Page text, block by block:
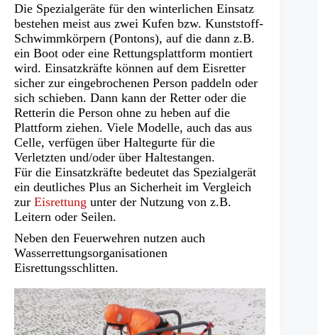
Die Spezialgeräte für den winterlichen Einsatz
bestehen meist aus zwei Kufen bzw. Kunststoff-
Schwimmkörpern (Pontons), auf die dann z.B.
ein Boot oder eine Rettungsplattform montiert
wird. Einsatzkräfte können auf dem Eisretter
sicher zur eingebrochenen Person paddeln oder
sich schieben. Dann kann der Retter oder die
Retterin die Person ohne zu heben auf die
Plattform ziehen. Viele Modelle, auch das aus
Celle, verfügen über Haltegurte für die
Verletzten und/oder über Haltestangen.
Für die Einsatzkräfte bedeutet das Spezialgerät
ein deutliches Plus an Sicherheit im Vergleich
zur Eisrettung unter der Nutzung von z.B.
Leitern oder Seilen.
Neben den Feuerwehren nutzen auch
Wasserrettungsorganisationen
Eisrettungsschlitten.